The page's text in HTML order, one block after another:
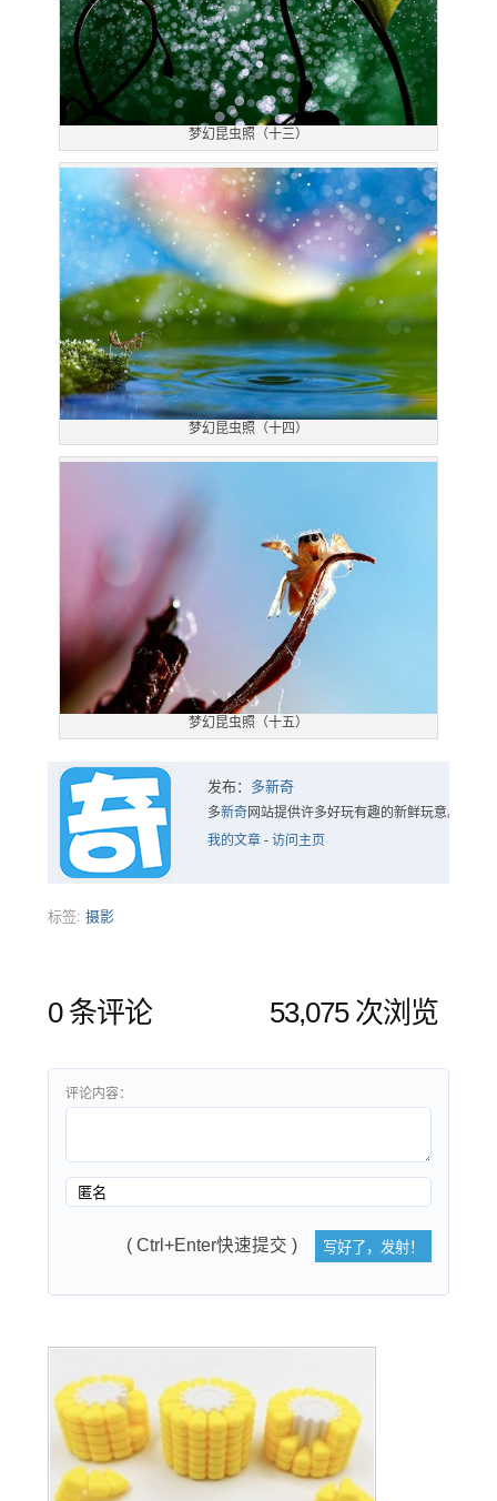
梦幻昆虫照（十三）
梦幻昆虫照（十四）
梦幻昆虫照（十五）
发布： 多新奇
多新奇网站提供许多好玩有趣的新鲜玩意。
我的文章- 访问主页
标签: 摄影
0 条评论 53,075 次浏览
评论内容：
( Ctrl+Enter快速提交 )